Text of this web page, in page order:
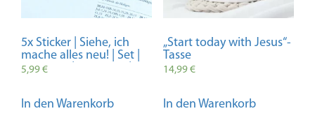
5x Sticker | Siehe, ich
mache alles neu! | Set |
Bibelvers | Christlich |
Geschenk | Jahreslosung
5,99€
In den Warenkorb
„Start today with Jesus“-
Tasse
14,99€
In den Warenkorb